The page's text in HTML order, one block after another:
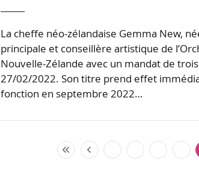
La cheffe néo-zélandaise Gemma New,
principale et conseillère artistique de
Nouvelle-Zélande avec un mandat de
27/02/2022. Son titre prend effet
fonction en septembre 2022…